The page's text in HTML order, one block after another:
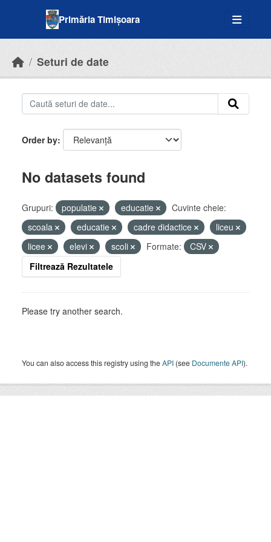
Primăria Timișoara
Seturi de date
Order by
No datasets found
Grupuri: populatie educatie
Cuvinte cheie:
scoala
educatie cadre didactice
liceu
licee
elevi scoli Formate:
CSV
Filtrează Rezultatele
Please try another search.
You can also access this registry using theAPI (see Documente API).